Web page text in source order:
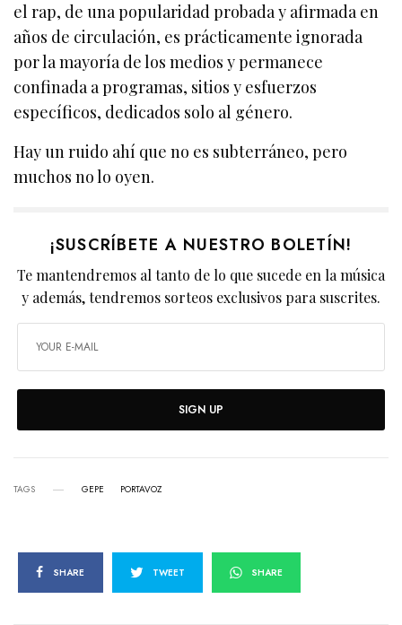
el rap, de una popularidad probada y afirmada en
años de circulación, es prácticamente ignorada
por la mayoría de los medios y permanece
confinada a programas, sitios y esfuerzos
específicos, dedicados solo al género.
Hay un ruido ahí que no es subterráneo, pero
muchos no lo oyen.
¡SUSCRÍBETE A NUESTRO BOLETÍN!
Te mantendremos al tanto de lo que sucede en la música
y además, tendremos sorteos exclusivos para suscrites.
SIGN UP
TAGS GEPE PORTAVOZ
SHARE TWEET SHARE